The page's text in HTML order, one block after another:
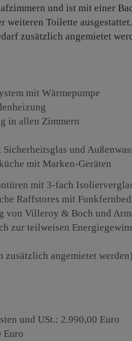
und ist mit einer
weiteren Toilette ausgestattet.
zusätzlich angemietet
mit Wärmepumpe
in allen Zimmern
und
mit Marken-Geräten
mit 3-fach
Raffstores mit
von Villeroy & Boch und
zur teilweisen
zusätzlich angemietet werden)
und USt.: 2.990,00 Euro
Euro